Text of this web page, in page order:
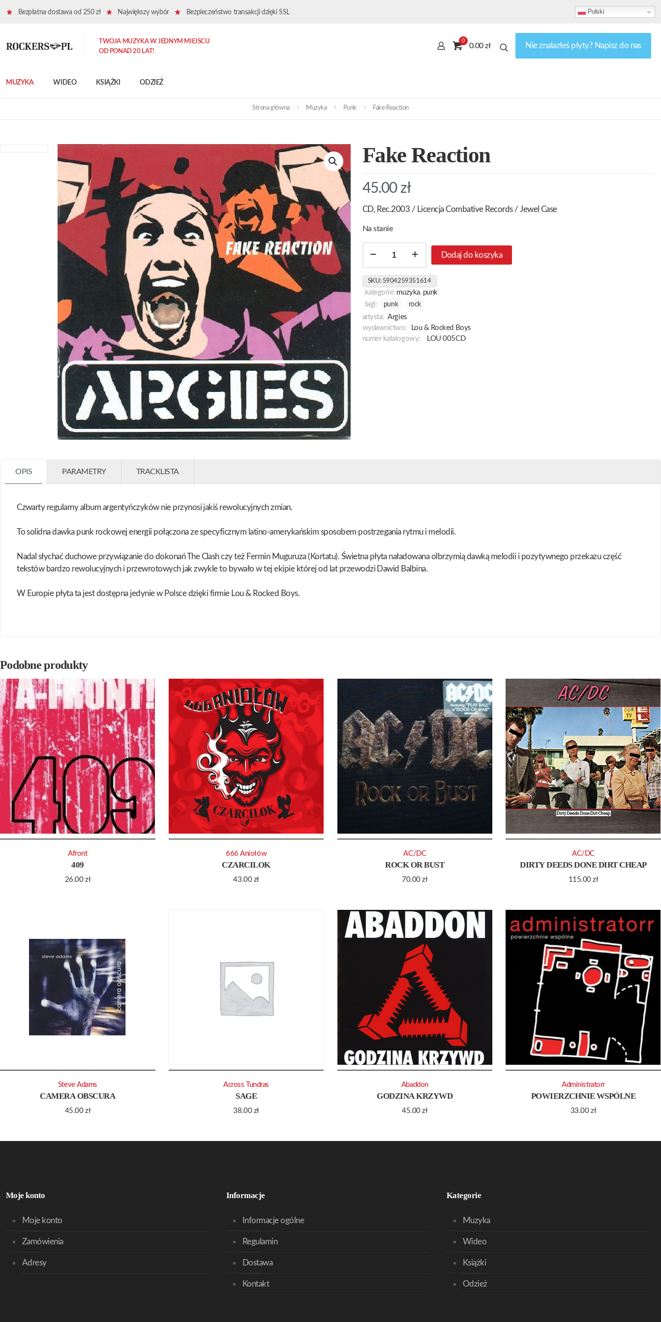
Bezpłatna dostawa od 250 zł Największy wybór Bezpieczeństwo transakcji dzięki SSL Polski
MUZYKA WIDEO KSIĄŻKI ODZIEŻ
TWOJA MUZYKA W JEDNYM MIEJSCU
OD PONAD 20 LAT!
0
0.00 zł Nie znalazłeś płyty? Napisz do nas
Strona główna Muzyka Punk Fake Reaction
Fake Reaction
45.00 zł
CD, Rec.2003 / Licencja Combative Records / Jewel Case
Na stanie
Dodaj do koszyka
SKU: 5904259351614
kategorie: muzyka, punk
tagi:
punk rock
artysta: Argies
wydawnictwo:
Lou & Rocked Boys
numer katalogowy:
LOU 005CD
OPIS PARAMETRY TRACKLISTA
Czwarty regularny album argentyńczyków nie przynosi jakiś rewolucyjnych zmian.
To solidna dawka punk rockowej energii połączona ze specyficznym latino-amerykańskim sposobem postrzegania rytmu i melodii.
Nadal słychać duchowe przywiązanie do dokonań The Clash czy też Fermin Muguruza (Kortatu). Świetna płyta naładowana olbrzymią dawką melodii i pozytywnego przekazu część
tekstów bardzo rewolucyjnych i przewrotowych jak zwykle to bywało w tej ekipie której od lat przewodzi Dawid Balbina.
W Europie płyta ta jest dostępna jedynie w Polsce dzięki firmie Lou & Rocked Boys.
Podobne produkty
409
26.00zł
Afront
CZARCILOK
43.00 zł
666 Aniołów
ROCK OR BUST
70.00zł
AC/DC
DIRTY DEEDS DONE DIRT CHEAP
115.00zł
AC/DC
CAMERA OBSCURA
45.00zł
Steve Adams
SAGE
38.00 zł
Across Tundras
GODZINA KRZYWD
45.00zł
Abaddon
POWIERZCHNIE WSPÓLNE
33.00zł
Administratorr
Moje konto
Moje konto
Zamówienia
Adresy
Informacje
Informacje ogólne
Regulamin
Dostawa
Kontakt
Kategorie
Muzyka
Wideo
Książki
Odzież